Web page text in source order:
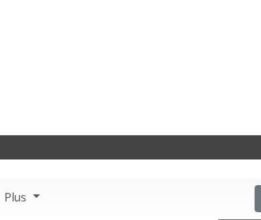
Plus